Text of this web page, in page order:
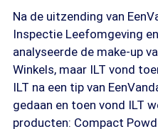
Na de uitzending van
Inspectie Leefomgeving
analyseerde de make-up
Winkels, maar ILT vond
ILT na een tip van
gedaan en toen vond ILT
producten: Compact